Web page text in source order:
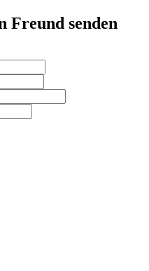
Freund senden